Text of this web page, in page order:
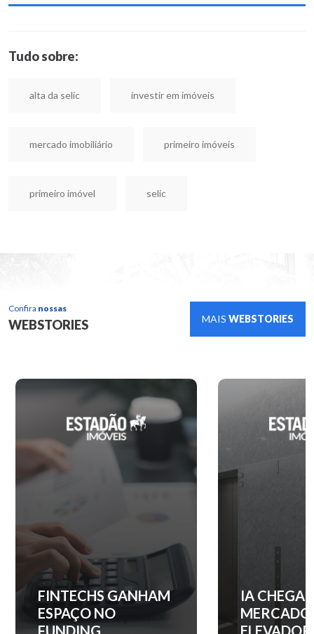
Tudo sobre:
alta da selic investir em imóveis
mercado imobiliário primeiro imóveis
primeiro imóvel selic
Confira nossas
WEBSTORIES MAIS WEBSTORIES
IA CHEGA AO
MERCADO DE
ELEVADORES PARA
QUANTO
ENTRADA